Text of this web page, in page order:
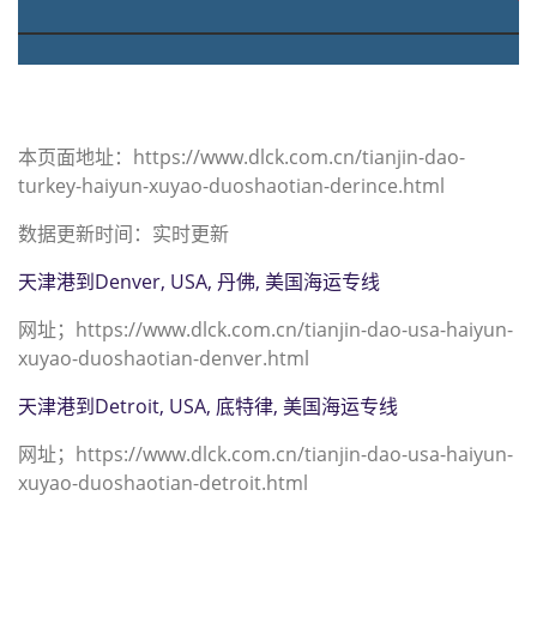
本页面地址：https://www.dlck.com.cn/tianjin-dao-
turkey-haiyun-xuyao-duoshaotian-derince.html
数据更新时间：实时更新
天津港到Denver, USA, 丹佛, 美国海运专线
网址；https://www.dlck.com.cn/tianjin-dao-usa-haiyun-
xuyao-duoshaotian-denver.html
天津港到Detroit, USA, 底特律, 美国海运专线
网址；https://www.dlck.com.cn/tianjin-dao-usa-haiyun-
xuyao-duoshaotian-detroit.html